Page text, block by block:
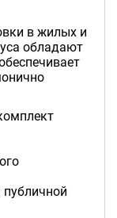
в жилых и
обладают